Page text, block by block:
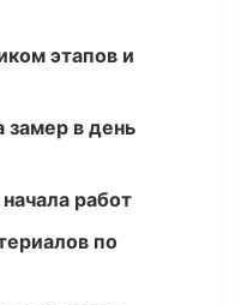
этапов и
замер в день
работ
по